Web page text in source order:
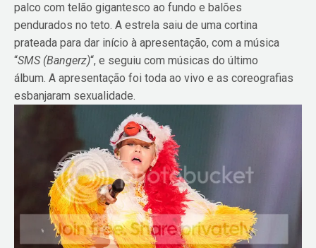
palco com telão gigantesco ao fundo e balões
pendurados no teto. A estrela saiu de uma cortina
prateada para dar início à apresentação, com a música
“SMS (Bangerz)“, e seguiu com músicas do último
álbum. A apresentação foi toda ao vivo e as coreografias
esbanjaram sexualidade.